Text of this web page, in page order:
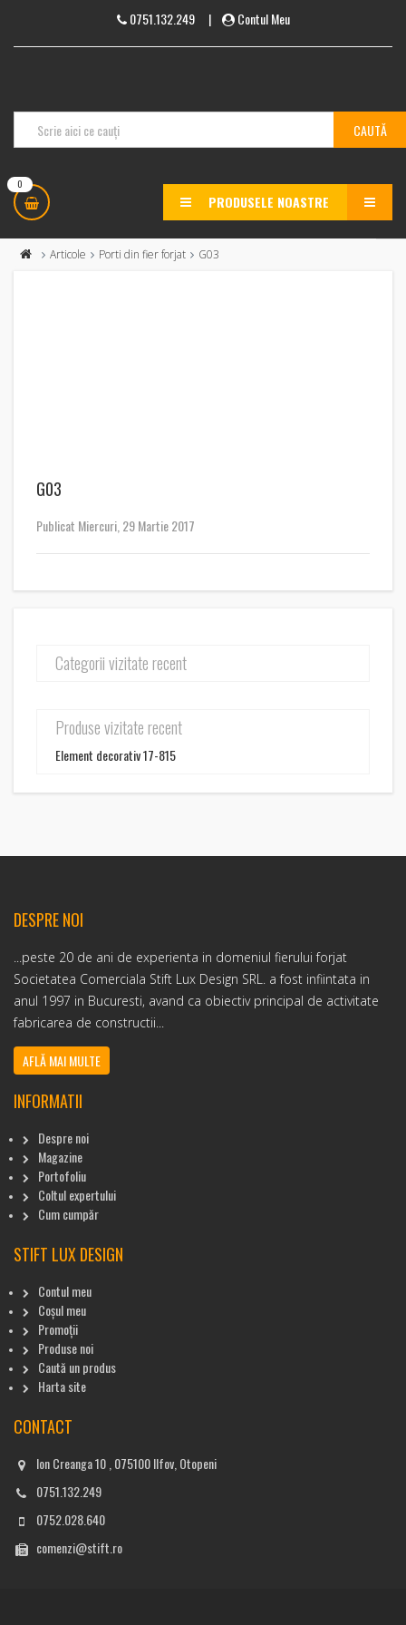
0751.132.249| Contul Meu
0
PRODUSELE NOASTRE MENU
Articole Porti din fier forjat G03
G03
Publicat Miercuri, 29 Martie 2017
Categorii vizitate recent
Produse vizitate recent
Element decorativ 17-815
DESPRE NOI
...peste 20 de ani de experienta in domeniul fierului forjat
Societatea Comerciala Stift Lux Design SRL. a fost infiintata in
anul 1997 in Bucuresti, avand ca obiectiv principal de activitate
fabricarea de constructii...
AFLĂ MAI MULTE
INFORMATII
Despre noi
Magazine
Portofoliu
Coltul expertului
Cum cumpăr
STIFT LUX DESIGN
Contul meu
Coșul meu
Promoții
Produse noi
Caută un produs
Harta site
CONTACT
Ion Creanga 10 , 075100 Ilfov, Otopeni
0751.132.249
0752.028.640
comenzi@stift.ro